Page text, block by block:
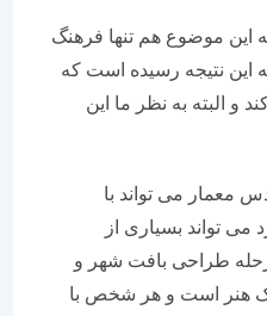
هم تنها فرهنگ
نتیجه رسیده است که
به نظر ما این
می تواند با
بسیاری از
بافت شهر و
است و هر شخص با